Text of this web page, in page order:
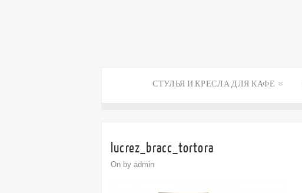
СТУЛЬЯ И КРЕСЛА ДЛЯ КАФЕ
lucrez_bracc_tortora
On by admin